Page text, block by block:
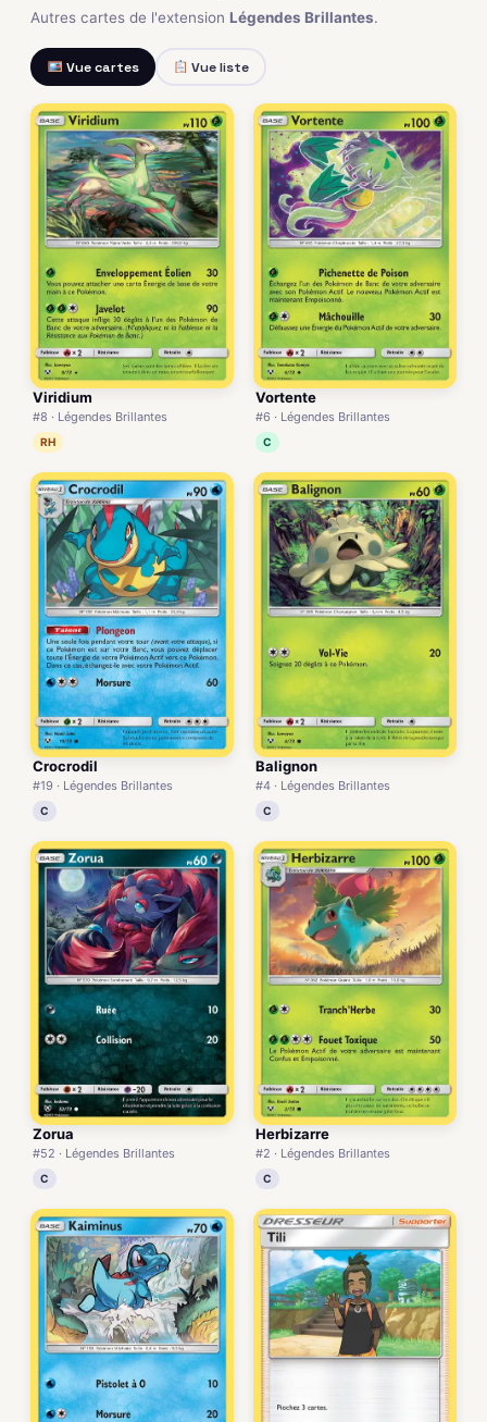
Autres cartes de l'extension Légendes Brillantes.
Vue cartes Vue liste
Viridium
#8 · Légendes Brillantes
RH
Vortente
#6 · Légendes Brillantes
C
Crocrodil
#19 · Légendes Brillantes
C
Balignon
#4 · Légendes Brillantes
C
Zorua
#52 · Légendes Brillantes
C
Herbizarre
#2 · Légendes Brillantes
C